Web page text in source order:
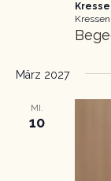
März 2027
MI.
10